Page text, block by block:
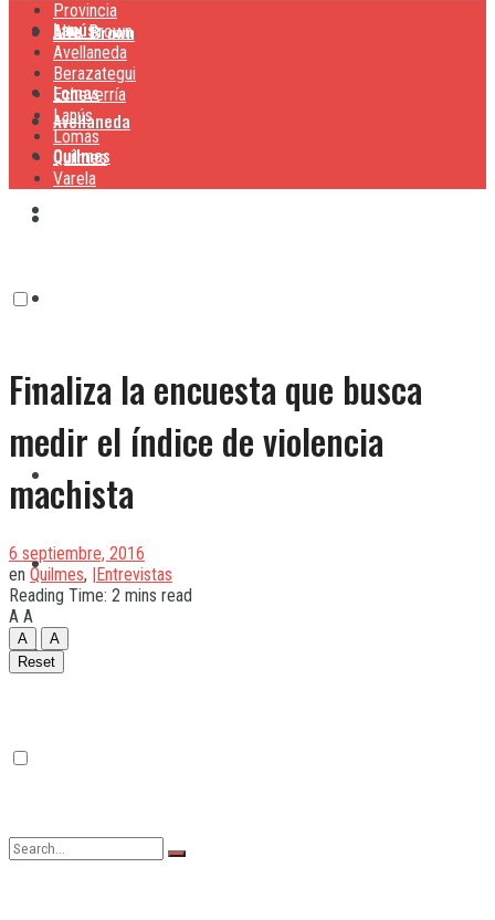
Lanús
Lomas
Quilmes
Alte. Brown
Avellaneda
Lanús
Lomas
Quilmes
Varela
Provincia
Alte. Brown
Avellaneda
Berazategui
Echeverría
Lanús
Lomas
Quilmes
Varela
Finaliza la encuesta que busca
medir el índice de violencia
machista
6 septiembre, 2016
en Quilmes, |Entrevistas
Reading Time: 2 mins read
A A
A
A
Reset